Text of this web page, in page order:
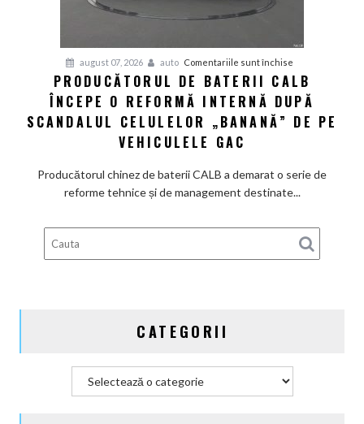
dolari
august 07, 2026 auto Comentariile sunt închise
Producătorul
de
baterii
scandalul
celulelor
PRODUCĂTORUL DE BATERII CALB
ÎNCEPE O REFORMĂ INTERNĂ DUPĂ
SCANDALUL CELULELOR „BANANĂ” DE PE
VEHICULELE GAC
Producătorul chinez de baterii CALB a demarat o serie de
reforme tehnice și de management destinate...
CATEGORII